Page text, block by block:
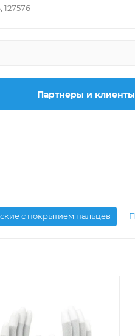
127576
Партнеры и клиенты
с покрытием пальцев